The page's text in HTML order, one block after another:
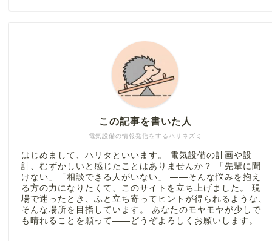
電気設備の情報発信をするハリネズミ
この記事を書いた人
はじめまして、ハリタといいます。 電気設備の計画や設
計、むずかしいと感じたことはありませんか？ 「先輩に聞
けない」「相談できる人がいない」 ――そんな悩みを抱え
る方の力になりたくて、このサイトを立ち上げました。 現
場で迷ったとき、ふと立ち寄ってヒントが得られるような、
そんな場所を目指しています。 あなたのモヤモヤが少しで
も晴れることを願って――どうぞよろしくお願いします。